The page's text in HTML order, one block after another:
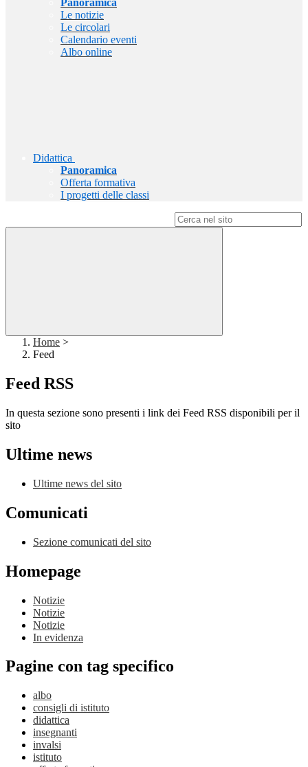
Panoramica
Le notizie
Le circolari
Calendario eventi
Albo online
Didattica
Panoramica
Offerta formativa
I progetti delle classi
Home >
Feed
Feed RSS
In questa sezione sono presenti i link dei Feed RSS disponibili per il
sito
Ultime news
Ultime news del sito
Comunicati
Sezione comunicati del sito
Homepage
Notizie
Notizie
Notizie
In evidenza
Pagine con tag specifico
albo
consigli di istituto
didattica
insegnanti
invalsi
istituto